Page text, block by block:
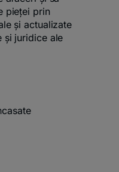
pieței prin
și actualizate
și juridice ale